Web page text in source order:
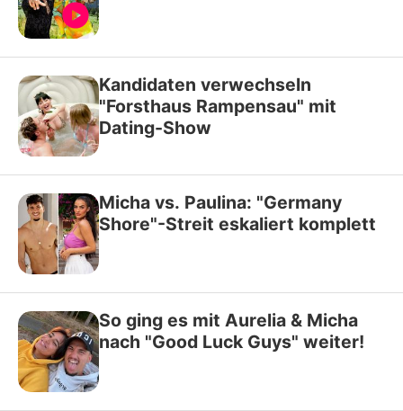
Kandidaten verwechseln
"Forsthaus Rampensau" mit
Dating-Show
Micha vs. Paulina: "Germany
Shore"-Streit eskaliert komplett
So ging es mit Aurelia & Micha
nach "Good Luck Guys" weiter!